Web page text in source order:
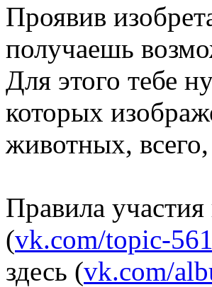
Проявив
получаешь
Для этого тебе
которых
животных,
Правила
(vk.com/topic-
здесь (vk.com/